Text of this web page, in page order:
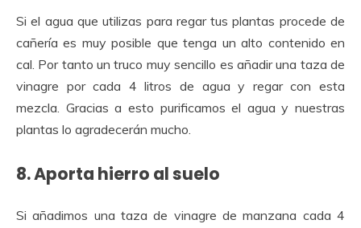
Si el agua que utilizas para regar tus plantas procede de
cañería es muy posible que tenga un alto contenido en
cal. Por tanto un truco muy sencillo es añadir una taza de
vinagre por cada 4 litros de agua y regar con esta
mezcla. Gracias a esto purificamos el agua y nuestras
plantas lo agradecerán mucho.
8. Aporta hierro al suelo
Si añadimos una taza de vinagre de manzana cada 4